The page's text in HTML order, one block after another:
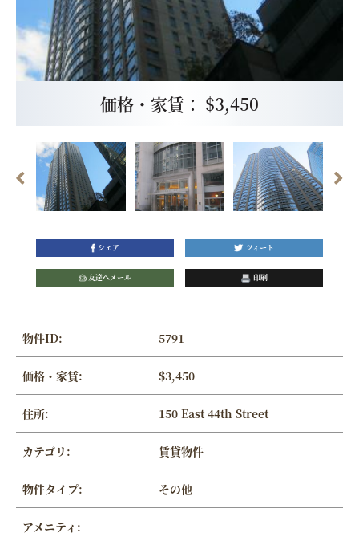
価格・家賃： $3,450
シェア ツィート
友達へメール 印刷
物件ID: 5791
価格・家賃: $3,450
住所: 150 East 44th Street
カテゴリ: 賃貸物件
物件タイプ: その他
アメニティ: